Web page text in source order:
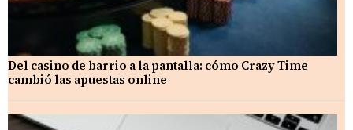
Del casino de barrio a la pantalla: cómo Crazy Time
cambió las apuestas online